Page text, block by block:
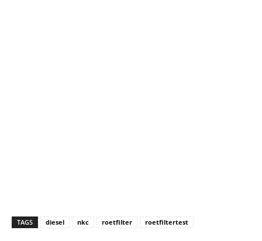
TAGS diesel nkc roetfilter roetfiltertest